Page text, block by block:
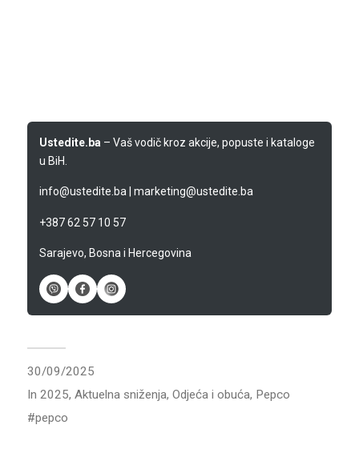
Ustedite.ba – Vaš vodič kroz akcije, popuste i kataloge
u BiH.
info@ustedite.ba marketing@ustedite.ba
+387 62 57 10 57
Sarajevo, Bosna i Hercegovina
30/09/2025
In 2025, Aktuelna sniženja, Odjeća i obuća, Pepco
pepco